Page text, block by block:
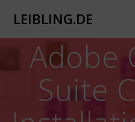
LEIBLING.DE
Adobe
Suite